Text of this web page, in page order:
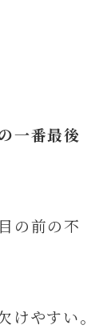
一番最後
の前の不
けやすい。